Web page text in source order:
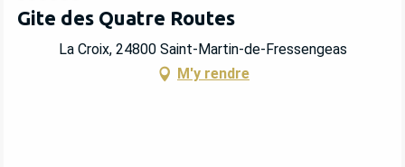
Gite des Quatre Routes
La Croix, 24800 Saint-Martin-de-Fressengeas
M'y rendre